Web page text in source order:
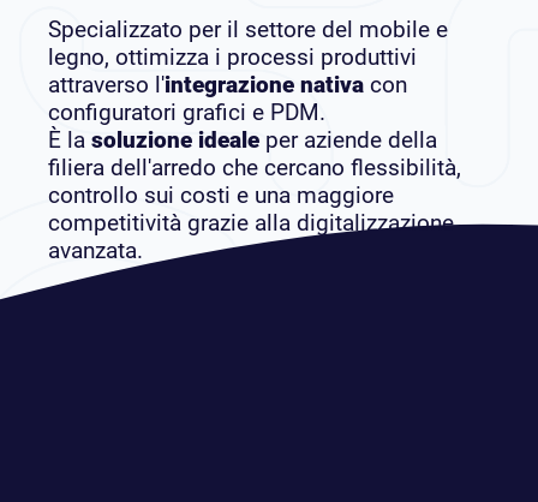
Specializzato per il settore del mobile e
legno, ottimizza i processi produttivi
attraverso l'integrazione nativa con
configuratori grafici e PDM.
È la soluzione ideale per aziende della
filiera dell'arredo che cercano flessibilità,
controllo sui costi e una maggiore
competitività grazie alla digitalizzazione
avanzata.